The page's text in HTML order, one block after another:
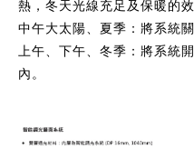
熱，冬天光線充足及保暖的效
中午大太陽、夏季：將系統
上午、下午、冬季：將系統
內。